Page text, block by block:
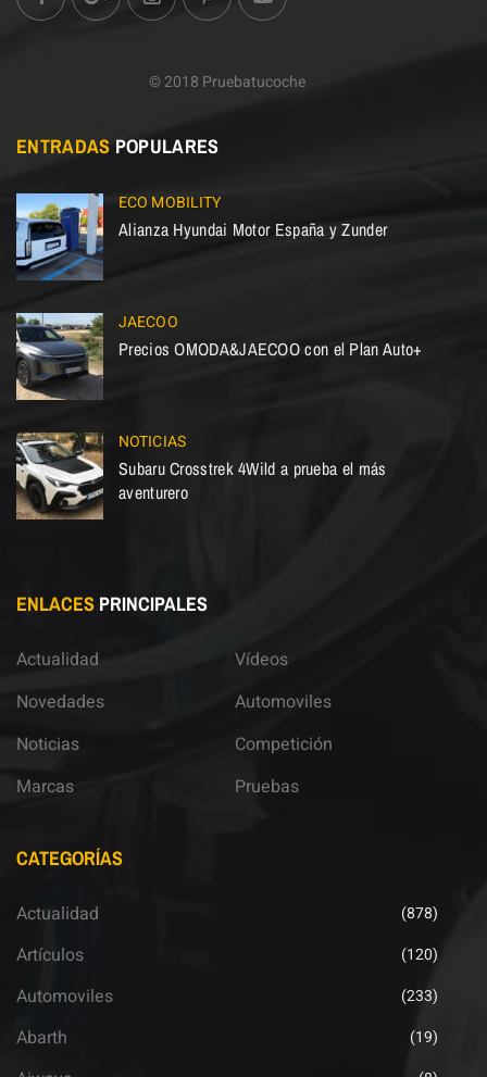
© 2018 Pruebatucoche
ENTRADAS POPULARES
ECO MOBILITY
Alianza Hyundai Motor España y Zunder
JAECOO
Precios OMODA&JAECOO con el Plan Auto+
NOTICIAS
Subaru Crosstrek 4Wild a prueba el más
aventurero
ENLACES PRINCIPALES
Actualidad
Novedades
Noticias
Marcas
Vídeos
Automoviles
Competición
Pruebas
CATEGORÍAS
Actualidad (878)
Artículos (120)
Automoviles (233)
Abarth (19)